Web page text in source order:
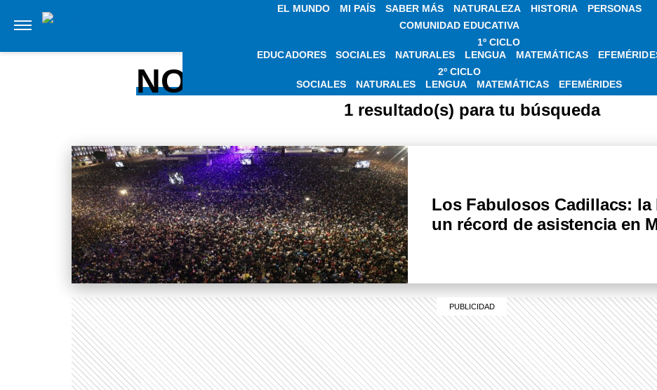
EL MUNDO MI PAÍS SABER MÁS NATURALEZA HISTORIA
PERSONAS
COMUNIDAD EDUCATIVA
EDUCADORES
1º CICLO
SOCIALES
NATURALES LENGUA MATEMÁTICAS
2º CICLO
SOCIALES
NATURALES LENGUA MATEMÁTICAS EFEMÉRIDES
NOTICIAS SOBRE GIRA
1 resultado(s) para tu búsqueda
Los Fabulosos Cadillacs:
un récord de asistencia en